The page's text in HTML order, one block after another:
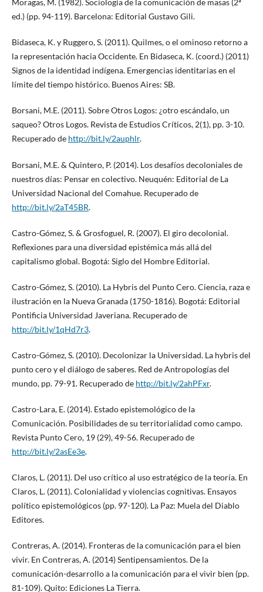
Moragas, M. (1982). Sociología de la comunicación de masas (2ª
ed.) (pp. 94-119). Barcelona: Editorial Gustavo Gili.
Bidaseca, K. y Ruggero, S. (2011). Quilmes, o el ominoso retorno a
la representación hacia Occidente. En Bidaseca, K. (coord.) (2011)
Signos de la identidad indígena. Emergencias identitarias en el
límite del tiempo histórico. Buenos Aires: SB.
Borsani, M.E. (2011). Sobre Otros Logos: ¿otro escándalo, un
saqueo? Otros Logos. Revista de Estudios Críticos, 2(1), pp. 3-10.
Recuperado de http://bit.ly/2auphlr.
Borsani, M.E. & Quintero, P. (2014). Los desafíos decoloniales de
nuestros días: Pensar en colectivo. Neuquén: Editorial de La
Universidad Nacional del Comahue. Recuperado de
http://bit.ly/2aT45BR.
Castro-Gómez, S. & Grosfoguel, R. (2007). El giro decolonial.
Reflexiones para una diversidad epistémica más allá del
capitalismo global. Bogotá: Siglo del Hombre Editorial.
Castro-Gómez, S. (2010). La Hybris del Punto Cero. Ciencia, raza e
ilustración en la Nueva Granada (1750-1816). Bogotá: Editorial
Pontificia Universidad Javeriana. Recuperado de
http://bit.ly/1qHd7r3.
Castro-Gómez, S. (2010). Decolonizar la Universidad. La hybris del
punto cero y el diálogo de saberes. Red de Antropologías del
mundo, pp. 79-91. Recuperado de http://bit.ly/2ahPFxr.
Castro-Lara, E. (2014). Estado epistemológico de la
Comunicación. Posibilidades de su territorialidad como campo.
Revista Punto Cero, 19 (29), 49-56. Recuperado de
http://bit.ly/2asEe3e.
Claros, L. (2011). Del uso crítico al uso estratégico de la teoría. En
Claros, L. (2011). Colonialidad y violencias cognitivas. Ensayos
político epistemológicos (pp. 97-120). La Paz: Muela del Diablo
Editores.
Contreras, A. (2014). Fronteras de la comunicación para el bien
vivir. En Contreras, A. (2014) Sentipensamientos. De la
comunicación-desarrollo a la comunicación para el vivir bien (pp.
81-109). Quito: Ediciones La Tierra.